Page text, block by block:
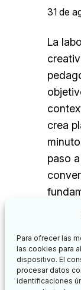
Para ofrecer las
las cookies para
dispositivo. El
procesar datos
identificaciones
31 de
La
crea
paso